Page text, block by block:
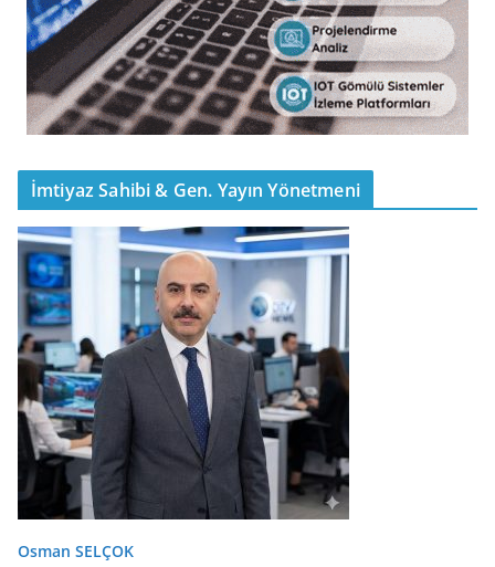
İmtiyaz Sahibi & Gen. Yayın Yönetmeni
Osman SELÇOK